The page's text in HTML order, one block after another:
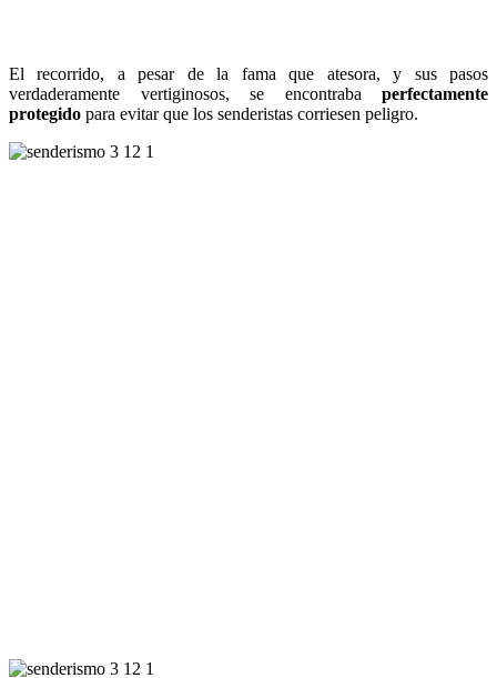
El recorrido, a pesar de la fama que atesora, y sus pasos
verdaderamente vertiginosos, se encontraba perfectamente
protegido para evitar que los senderistas corriesen peligro.